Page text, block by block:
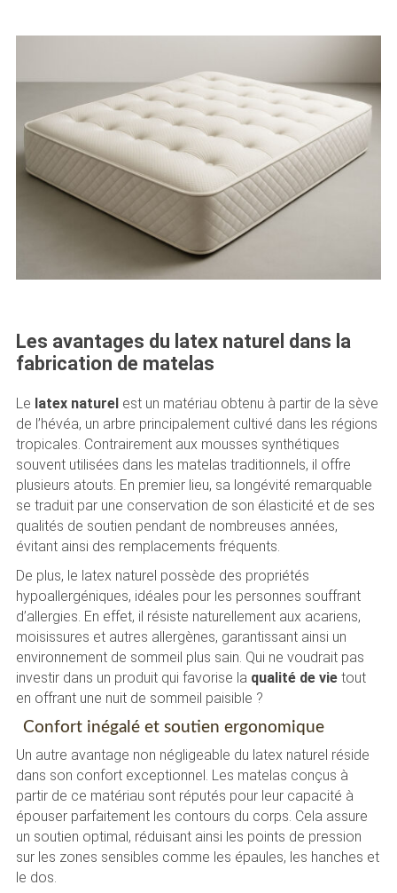
Les avantages du latex naturel dans la
fabrication de matelas
Le latex naturelest un matériau obtenu à partir de la sève
de l’hévéa, un arbre principalement cultivé dans les régions
tropicales. Contrairement aux mousses synthétiques
souvent utilisées dans les matelas traditionnels, il offre
plusieurs atouts. En premier lieu, sa longévité remarquable
se traduit par une conservation de son élasticité et de ses
qualités de soutien pendant de nombreuses années,
évitant ainsi des remplacements fréquents.
De plus, le latex naturel possède des propriétés
hypoallergéniques, idéales pour les personnes souffrant
d’allergies. En effet, il résiste naturellement aux acariens,
moisissures et autres allergènes, garantissant ainsi un
environnement de sommeil plus sain. Qui ne voudrait pas
investir dans un produit qui favorise la qualité de vietout
en offrant une nuit de sommeil paisible ?
Confort inégalé et soutien ergonomique
Un autre avantage non négligeable du latex naturel réside
dans son confort exceptionnel. Les matelas conçus à
partir de ce matériau sont réputés pour leur capacité à
épouser parfaitement les contours du corps. Cela assure
un soutien optimal, réduisant ainsi les points de pression
sur les zones sensibles comme les épaules, les hanches et
le dos.